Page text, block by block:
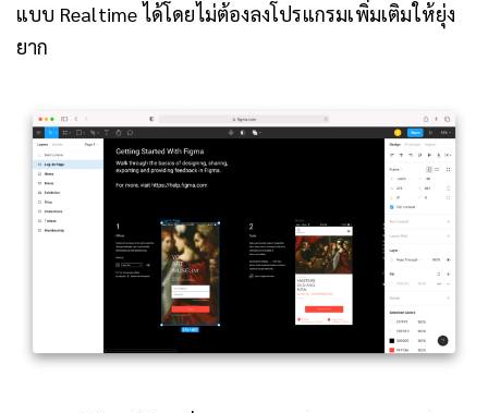
แบบ Realtime ได้โดยไม่ต้องลงโปรแกรมเพิ่มเติมให้ยุ่ง
ยาก